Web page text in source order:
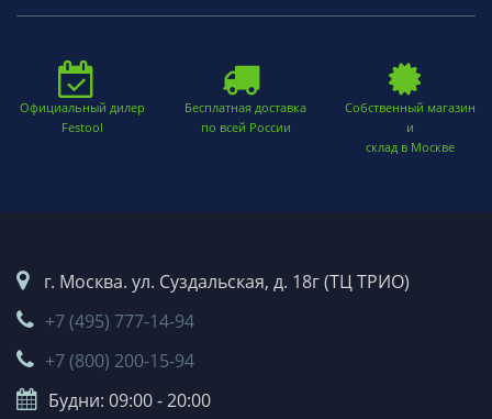
Официальный дилер
Festool
Бесплатная доставка
по всей России
Собственный магазин
и
склад в Москве
г. Москва. ул. Суздальская, д. 18г (ТЦ ТРИО)
+7 (495) 777-14-94
+7 (800) 200-15-94
Будни: 09:00 - 20:00